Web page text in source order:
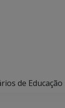
de Educação